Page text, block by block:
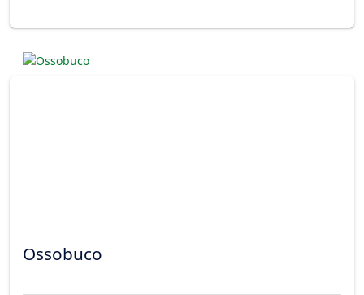
Ossobuco